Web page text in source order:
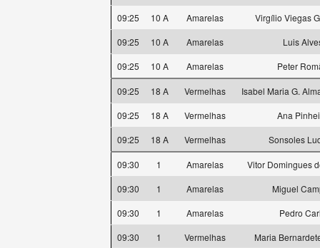
09:25
10 A Amarelas
Virgílio Viegas
09:25
10 A Amarelas
Luis
09:25
10 A Amarelas Peter
09:25 18 A Vermelhas
Isabel Maria G.
09:25
18 A Vermelhas
Ana
09:25
18 A Vermelhas Sonsoles
09:30 1 Amarelas
Vitor Domingues
09:30
1 Amarelas
Miguel
09:30
1 Amarelas
Pedro
09:30
1 Vermelhas Maria